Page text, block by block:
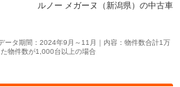
ルノー メガーヌ（新潟県）の中古車
ータ期間：2024年9月～11月｜内容：物件数合計1万
物件数が1,000台以上の場合